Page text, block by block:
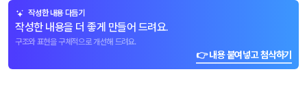
작성한 내용 다듬기
작성한 내용을 더 좋게 만들어 드려요.
구조와 표현을 구체적으로 개선해 드려요.
👉 내용 붙여넣고 첨삭하기